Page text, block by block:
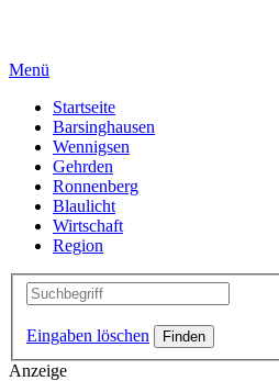
Menü
Startseite
Barsinghausen
Wennigsen
Gehrden
Ronnenberg
Blaulicht
Wirtschaft
Region
Eingaben löschen
Anzeige